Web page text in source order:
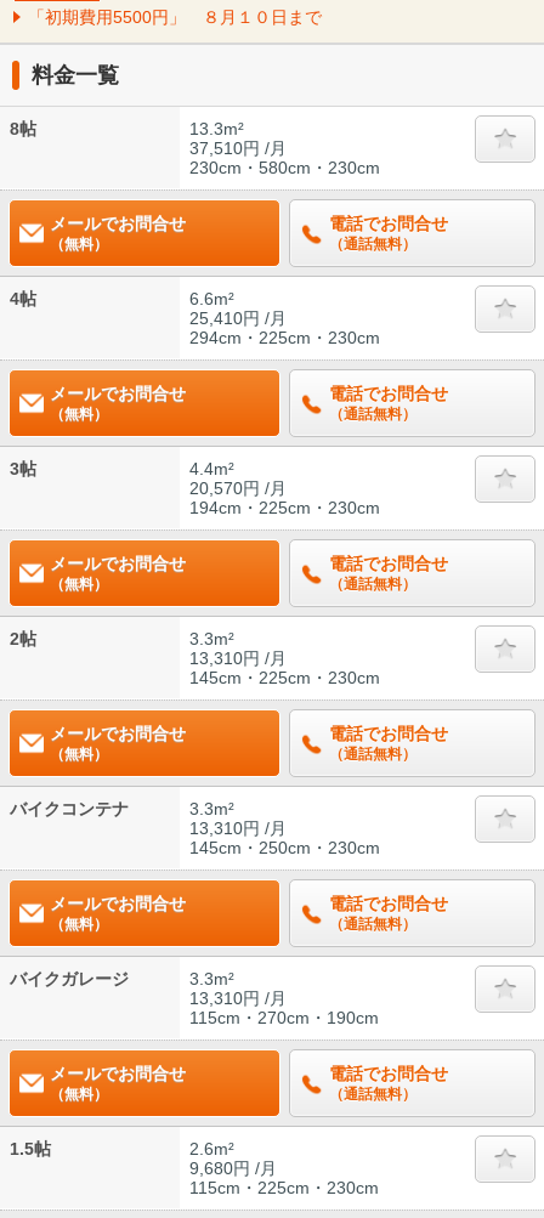
「初期費用5500円」 ８月１０日まで
料金一覧
8帖
13.3m²
37,510円 /月
230cm・580cm・230cm
メールでお問合せ
（無料）
電話でお問合せ
（通話無料）
4帖
6.6m²
25,410円 /月
294cm・225cm・230cm
メールでお問合せ
（無料）
電話でお問合せ
（通話無料）
3帖
4.4m²
20,570円 /月
194cm・225cm・230cm
メールでお問合せ
（無料）
電話でお問合せ
（通話無料）
2帖
3.3m²
13,310円 /月
145cm・225cm・230cm
メールでお問合せ
（無料）
電話でお問合せ
（通話無料）
バイクコンテナ
3.3m²
13,310円 /月
145cm・250cm・230cm
メールでお問合せ
（無料）
電話でお問合せ
（通話無料）
バイクガレージ
3.3m²
13,310円 /月
115cm・270cm・190cm
メールでお問合せ
（無料）
電話でお問合せ
（通話無料）
1.5帖
2.6m²
9,680円 /月
115cm・225cm・230cm